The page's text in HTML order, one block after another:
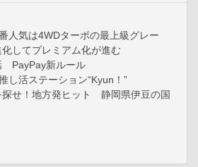
気は4WDターボの最上級グレー
してプレミアム化が進む
PayPay新ルール
活ステーション“Kyun！”
探せ！地方発ヒット 静岡県伊豆の国